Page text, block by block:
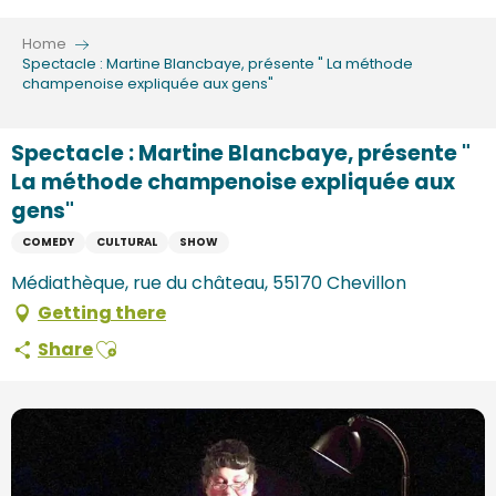
contenu
principal
Home
Spectacle : Martine Blancbaye, présente " La méthode
champenoise expliquée aux gens"
Spectacle : Martine Blancbaye, présente "
La méthode champenoise expliquée aux
gens"
COMEDY CULTURAL SHOW
Médiathèque, rue du château, 55170 Chevillon
Getting there
ShareAjouter aux favoris